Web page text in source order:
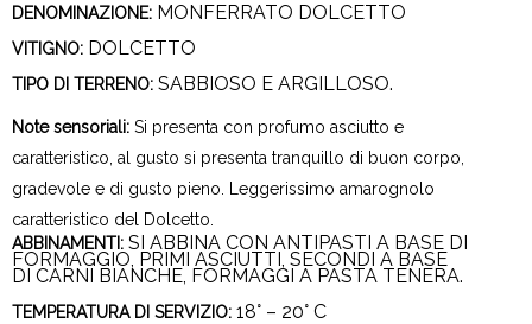
DENOMINAZIONE: MONFERRATO DOLCETTO
VITIGNO: DOLCETTO
TIPO DI TERRENO: SABBIOSO E ARGILLOSO.
Note sensoriali: Si presenta con profumo asciutto e
caratteristico, al gusto si presenta tranquillo di buon corpo,
gradevole e di gusto pieno. Leggerissimo amarognolo
caratteristico del Dolcetto.
ABBINAMENTI: SI ABBINA CON ANTIPASTI A BASE DI
FORMAGGIO, PRIMI ASCIUTTI, SECONDI A BASE
DI CARNI BIANCHE, FORMAGGI A PASTA TENERA.
TEMPERATURA DI SERVIZIO: 18° – 20° C